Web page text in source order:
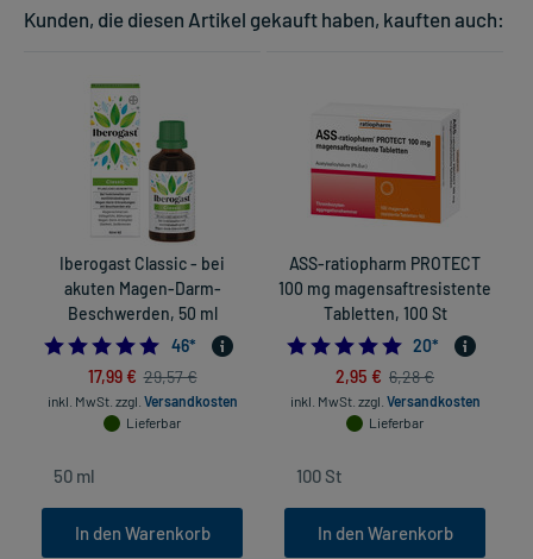
Kunden, die diesen Artikel gekauft haben, kauften auch:
Iberogast Classic - bei
akuten Magen-Darm-
Beschwerden, 50 ml
4.978260869565218
46*
17,99 € 29,57 €
inkl. MwSt. zzgl. Versandkosten
Lieferbar
In den Warenkorb
ASS-ratiopharm PROTECT
100 mg magensaftresistente
Tabletten, 100 St
4.9
20*
2,95 € 6,28 €
inkl. MwSt. zzgl. Versandkosten
Lieferbar
In den Warenkorb